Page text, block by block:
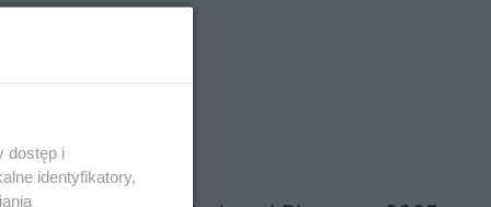
dostęp i
identyfikatory,